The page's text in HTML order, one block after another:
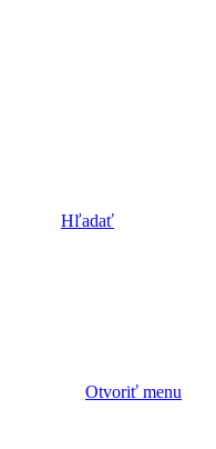
Hľadať
Otvoriť menu